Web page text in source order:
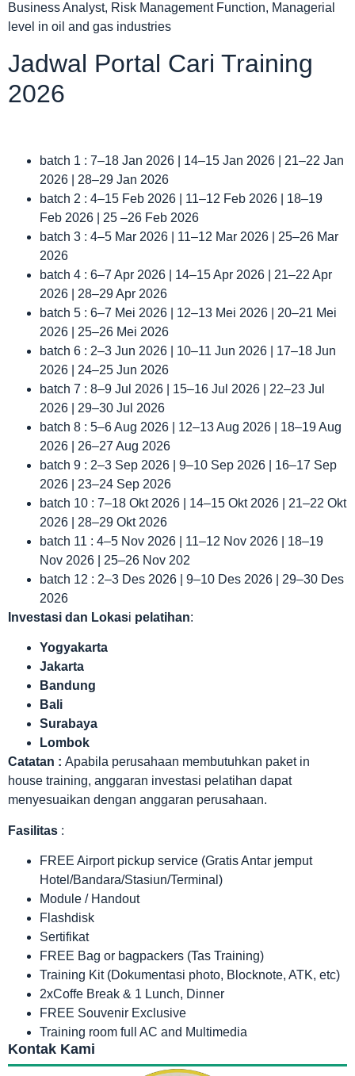
Business Analyst, Risk Management Function, Managerial
level in oil and gas industries
Jadwal Portal Cari Training
2026
batch 1 : 7–18 Jan 2026 | 14–15 Jan 2026 | 21–22 Jan
2026 | 28–29 Jan 2026
batch 2 : 4–15 Feb 2026 | 11–12 Feb 2026 | 18–19
Feb 2026 | 25 –26 Feb 2026
batch 3 : 4–5 Mar 2026 | 11–12 Mar 2026 | 25–26 Mar
2026
batch 4 : 6–7 Apr 2026 | 14–15 Apr 2026 | 21–22 Apr
2026 | 28–29 Apr 2026
batch 5 : 6–7 Mei 2026 | 12–13 Mei 2026 | 20–21 Mei
2026 | 25–26 Mei 2026
batch 6 : 2–3 Jun 2026 | 10–11 Jun 2026 | 17–18 Jun
2026 | 24–25 Jun 2026
batch 7 : 8–9 Jul 2026 | 15–16 Jul 2026 | 22–23 Jul
2026 | 29–30 Jul 2026
batch 8 : 5–6 Aug 2026 | 12–13 Aug 2026 | 18–19 Aug
2026 | 26–27 Aug 2026
batch 9 : 2–3 Sep 2026 | 9–10 Sep 2026 | 16–17 Sep
2026 | 23–24 Sep 2026
batch 10 : 7–18 Okt 2026 | 14–15 Okt 2026 | 21–22 Okt
2026 | 28–29 Okt 2026
batch 11 : 4–5 Nov 2026 | 11–12 Nov 2026 | 18–19
Nov 2026 | 25–26 Nov 202
batch 12 : 2–3 Des 2026 | 9–10 Des 2026 | 29–30 Des
2026
Investasi dan Lokasi pelatihan:
Yogyakarta
Jakarta
Bandung
Bali
Surabaya
Lombok
Catatan : Apabila perusahaan membutuhkan paket in
house training, anggaran investasi pelatihan dapat
menyesuaikan dengan anggaran perusahaan.
Fasilitas :
FREE Airport pickup service (Gratis Antar jemput
Hotel/Bandara/Stasiun/Terminal)
Module / Handout
Flashdisk
Sertifikat
FREE Bag or bagpackers (Tas Training)
Training Kit (Dokumentasi photo, Blocknote, ATK, etc)
2xCoffe Break & 1 Lunch, Dinner
FREE Souvenir Exclusive
Training room full AC and Multimedia
Kontak Kami